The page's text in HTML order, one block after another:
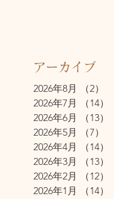
アーカイブ
2026年8月
（2）
2026年7月
（14）
2026年6月
（13）
2026年5月
（7）
2026年4月
（14）
2026年3月
（13）
2026年2月
（12）
2026年1月
（14）